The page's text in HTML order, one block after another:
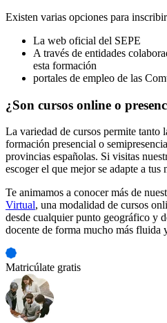
Existen varias opciones para
La web oficial del SEPE
A través de entidades
esta formación
portales de empleo de las
¿Son cursos online o
La variedad de cursos permite tanto
formación presencial o
provincias españolas. Si visitas
escoger el que mejor se adapte a tus
Te animamos a conocer más de
Virtual, una modalidad de cursos
desde cualquier punto geográfico y
docente de forma mucho más fluida
Matricúlate gratis